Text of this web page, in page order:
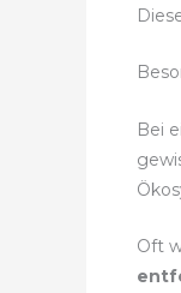
Bei
Oft